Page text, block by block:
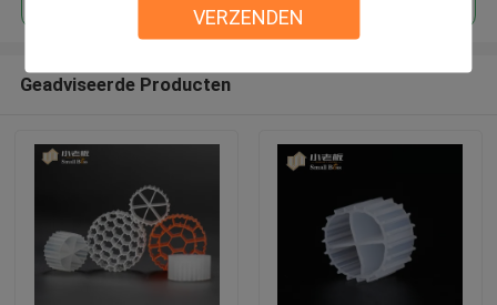
VERZENDEN
Geadviseerde Producten